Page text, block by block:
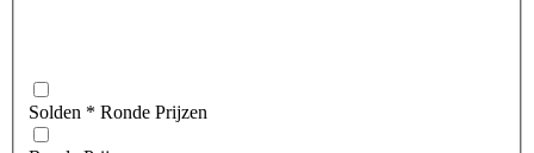
Solden * Ronde Prijzen